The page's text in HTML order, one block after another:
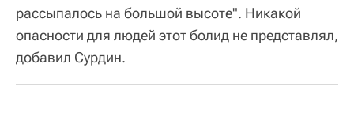
рассыпалось на большой высоте". Никакой
опасности для людей этот болид не представлял,
добавил Сурдин.